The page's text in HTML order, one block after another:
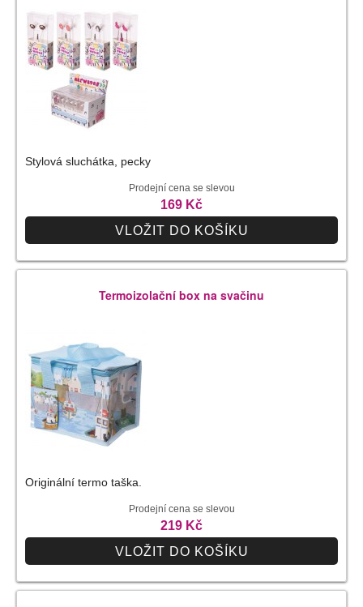
Stylová sluchátka, pecky
Prodejní cena se slevou
169 Kč
VLOŽIT DO KOŠÍKU
Termoizolační box na svačinu
Originální termo taška.
Prodejní cena se slevou
219 Kč
VLOŽIT DO KOŠÍKU